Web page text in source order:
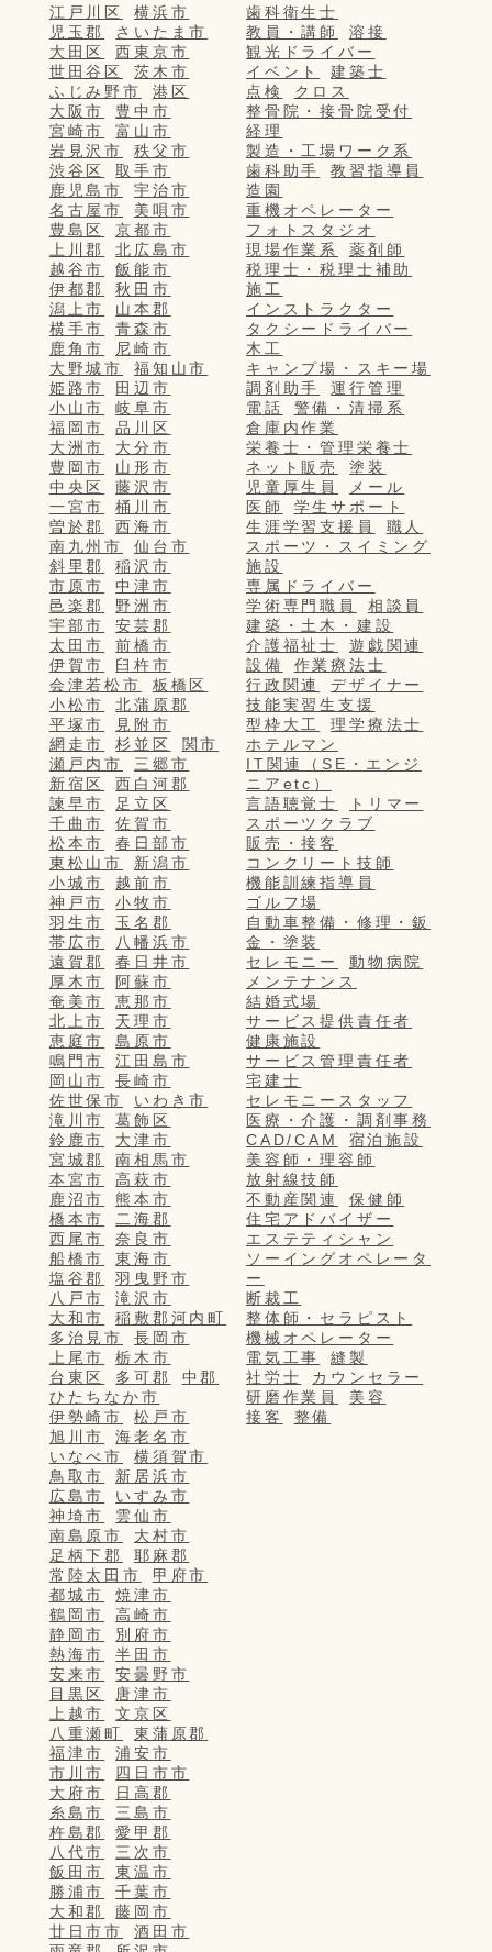
江戸川区
横浜市
児玉郡
さいたま市
大田区
西東京市
世田谷区
茨木市
ふじみ野市
港区
大阪市
豊中市
宮崎市
富山市
岩見沢市
秩父市
渋谷区
取手市
鹿児島市
宇治市
名古屋市
美唄市
豊島区
京都市
上川郡
北広島市
越谷市
飯能市
伊都郡
秋田市
潟上市
山本郡
横手市
青森市
鹿角市
尼崎市
大野城市
福知山市
姫路市
田辺市
小山市
岐阜市
福岡市
品川区
大洲市
大分市
豊岡市
山形市
中央区
藤沢市
一宮市
桶川市
曽於郡
西海市
南九州市
仙台市
斜里郡
稲沢市
市原市
中津市
邑楽郡
野洲市
宇部市
安芸郡
太田市
前橋市
伊賀市
臼杵市
会津若松市
板橋区
小松市
北蒲原郡
平塚市
見附市
網走市
杉並区
関市
瀬戸内市
三郷市
新宿区
西白河郡
諫早市
足立区
千曲市
佐賀市
松本市
春日部市
東松山市
新潟市
小城市
越前市
神戸市
小牧市
羽生市
玉名郡
帯広市
八幡浜市
遠賀郡
春日井市
厚木市
阿蘇市
奄美市
恵那市
北上市
天理市
恵庭市
島原市
鳴門市
江田島市
岡山市
長崎市
佐世保市
いわき市
滝川市
葛飾区
鈴鹿市
大津市
宮城郡
南相馬市
本宮市
高萩市
鹿沼市
熊本市
橋本市
二海郡
西尾市
奈良市
船橋市
東海市
塩谷郡
羽曳野市
八戸市
滝沢市
大和市
稲敷郡河内町
多治見市
長岡市
上尾市
栃木市
台東区
多可郡
中郡
ひたちなか市
伊勢崎市
松戸市
旭川市
海老名市
いなべ市
横須賀市
鳥取市
新居浜市
広島市
いすみ市
神埼市
雲仙市
南島原市
大村市
足柄下郡
耶麻郡
常陸太田市
甲府市
都城市
焼津市
鶴岡市
高崎市
静岡市
別府市
熱海市
半田市
安来市
安曇野市
目黒区
唐津市
上越市
文京区
八重瀬町
東蒲原郡
福津市
浦安市
市川市
四日市市
大府市
日高郡
糸島市
三島市
杵島郡
愛甲郡
八代市
三次市
飯田市
東温市
勝浦市
千葉市
大和郡
藤岡市
廿日市市
酒田市
歯科衛生士
教員・講師
溶接
観光ドライバー
イベント
建築士
点検
クロス
整骨院・接骨院受付
経理
製造・工場ワーク系
歯科助手
教習指導員
造園
重機オペレーター
フォトスタジオ
現場作業系
薬剤師
税理士・税理士補助
施工
インストラクター
タクシードライバー
木工
キャンプ場・スキー場
調剤助手
運行管理
電話
警備・清掃系
倉庫内作業
栄養士・管理栄養士
ネット販売
塗装
児童厚生員
メール
医師
学生サポート
生涯学習支援員
職人
スポーツ・スイミング
施設
専属ドライバー
学術専門職員
相談員
建築・土木・建設
介護福祉士
遊戯関連
設備
作業療法士
行政関連
デザイナー
技能実習生支援
型枠大工
理学療法士
ホテルマン
IT関連（SE・エンジ
ニアetc）
言語聴覚士
トリマー
スポーツクラブ
販売・接客
コンクリート技師
機能訓練指導員
ゴルフ場
自動車整備・修理・鈑
金・塗装
セレモニー
動物病院
メンテナンス
結婚式場
サービス提供責任者
健康施設
サービス管理責任者
宅建士
セレモニースタッフ
医療・介護・調剤事務
CAD/CAM
宿泊施設
美容師・理容師
放射線技師
不動産関連
保健師
住宅アドバイザー
エステティシャン
ソーイングオペレータ
ー
断裁工
整体師・セラピスト
機械オペレーター
電気工事
縫製
社労士
カウンセラー
研磨作業員
美容
接客
整備